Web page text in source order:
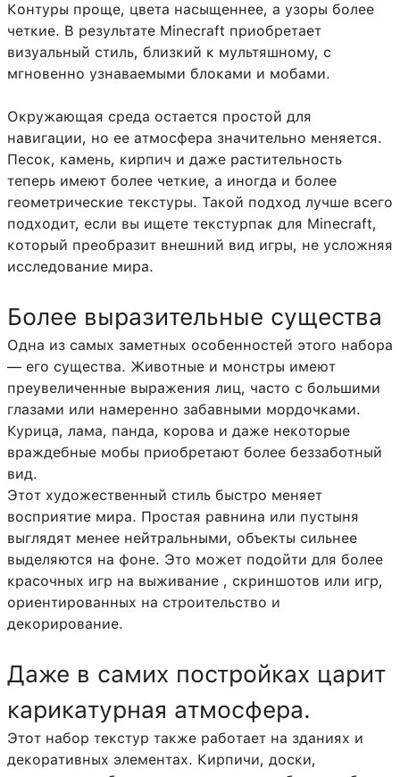
Контуры проще, цвета насыщеннее, а узоры более
четкие. В результате Minecraft приобретает
визуальный стиль, близкий к мультяшному, с
мгновенно узнаваемыми блоками и мобами.
Окружающая среда остается простой для
навигации, но ее атмосфера значительно меняется.
Песок, камень, кирпич и даже растительность
теперь имеют более четкие, а иногда и более
геометрические текстуры. Такой подход лучше всего
подходит, если вы ищете текстурпак для Minecraft,
который преобразит внешний вид игры, не усложняя
исследование мира.
Более выразительные существа
Одна из самых заметных особенностей этого набора
— его существа. Животные и монстры имеют
преувеличенные выражения лиц, часто с большими
глазами или намеренно забавными мордочками.
Курица, лама, панда, корова и даже некоторые
враждебные мобы приобретают более беззаботный
вид.
Этот художественный стиль быстро меняет
восприятие мира. Простая равнина или пустыня
выглядят менее нейтральными, объекты сильнее
выделяются на фоне. Это может подойти для более
красочных игр на выживание , скриншотов или игр,
ориентированных на строительство и
декорирование.
Даже в самих постройках царит
карикатурная атмосфера.
Этот набор текстур также работает на зданиях и
декоративных элементах. Кирпичи, доски,